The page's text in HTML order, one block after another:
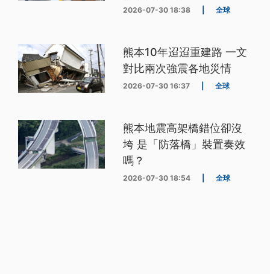
2026-07-30 18:38 全球
熊本10年迢迢重建路 一文
對比兩次強震各地災情
2026-07-30 16:37 全球
熊本地震高架橋錯位卻沒
垮 是「防落橋」裝置奏效
嗎？
2026-07-30 18:54 全球